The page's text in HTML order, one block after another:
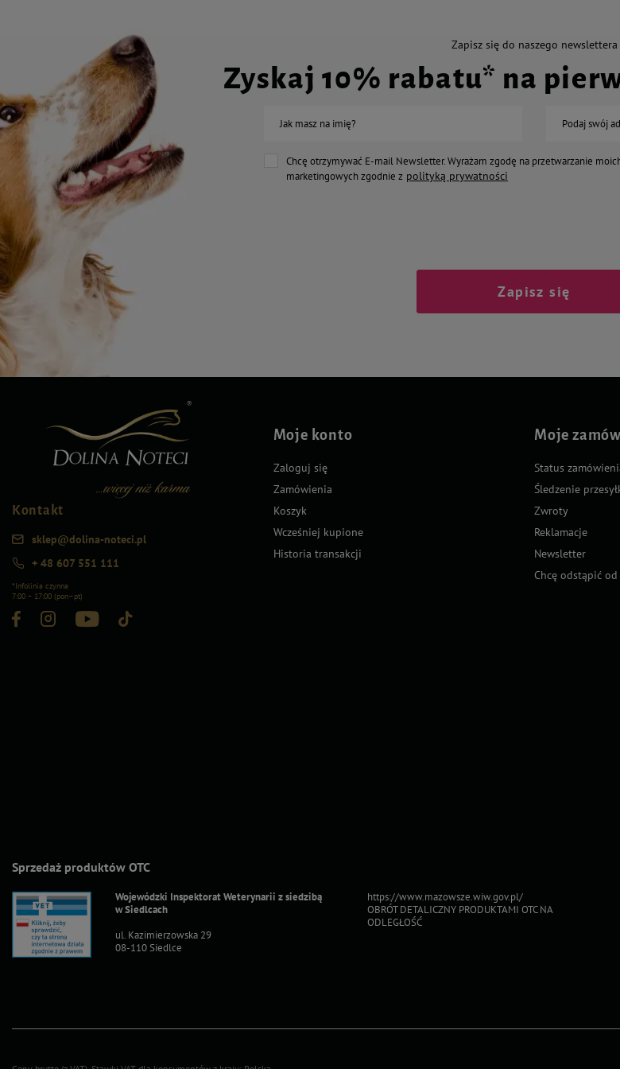
Zapisz się do naszego newslettera
Zyskaj 10% rabatu* na
Jak masz na imię? Podaj swój
Chcę otrzymywać E-mail Newsletter. Wyrażam zgodę na przetwarzanie
marketingowych zgodnie z polityką prywatności
Zapisz się
Kontakt
sklep@dolina-noteci.pl
+ 48 607 551 111
*Infolinia czynna
7:00 – 17:00 (pon–pt)
Moje konto
Zaloguj się
Zamówienia
Koszyk
Wcześniej kupione
Historia transakcji
Moje
Status
Śledzenie
Zwroty
Reklamacje
Newsletter
Chcę odstąpić
Sprzedaż produktów OTC
Wojewódzki Inspektorat Weterynarii z siedzibą
w Siedlcach
ul. Kazimierzowska 29
08-110 Siedlce
https://www.mazowsze.wiw.gov.pl/
OBRÓT DETALICZNY PRODUKTAMI OTC NA
ODLEGŁOŚĆ